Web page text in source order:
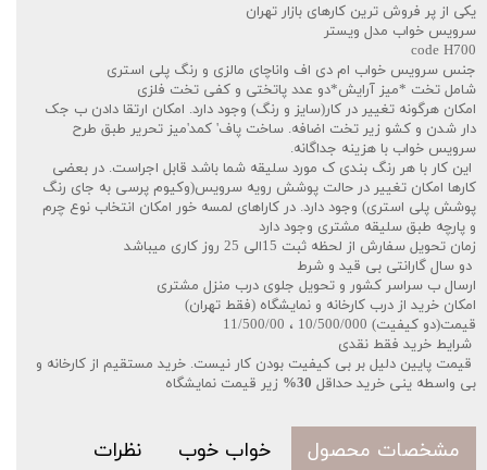
یکی از پر فروش ترین کارهای بازار تهران
سرویس خواب مدل ویستر
code H700
جنس سرویس خواب ام دی اف واناچای مالزی و رنگ پلی استری
شامل تخت *میز آرایش*دو عدد پاتختی و کفی تخت فلزی
امکان هرگونه تغییر در کار(سایز و رنگ) وجود دارد. امکان ارتقا دادن ب جک
دار شدن و کشو زیر تخت اضافه. ساخت پاف' کمد'میز تحریر طبق طرح
سرویس خواب با هزینه جداگانه.
این کار با هر رنگ بندی ک مورد سلیقه شما باشد قابل اجراست. در بعضی
کارها امکان تغییر در حالت پوشش رویه سرویس(وکیوم پرسی به جای رنگ
پوشش پلی استری) وجود دارد. در کاراهای لمسه خور امکان انتخاب نوع چرم
و پارچه طبق سلیقه مشتری وجود دارد
زمان تحویل سفارش از لحظه ثبت 15الی 25 روز کاری میباشد
دو سال گارانتی بی قید و شرط
ارسال ب سراسر کشور و تحویل جلوی درب منزل مشتری
امکان خرید از درب کارخانه و نمایشگاه (فقط تهران)
قیمت(دو کیفیت) 10/500/000 ، 11/500/00
شرایط خرید فقط نقدی
قیمت پایین دلیل بر بی کیفیت بودن کار نیست. خرید مستقیم از کارخانه و
بی واسطه ینی خرید حداقل 30% زیر قیمت نمایشگاه
مشخصات محصول خواب خوب نظرات